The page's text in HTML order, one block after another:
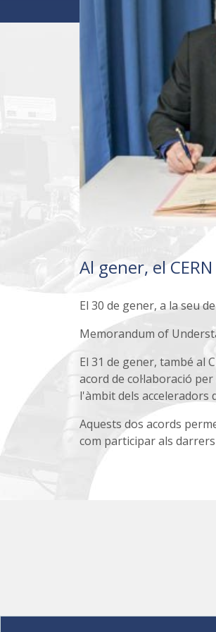
Al gener, el
El 30 de gener, a la seu
Memorandum of
El 31 de gener, també al
acord de col·laboració
l'àmbit dels acceleradors
Aquests dos acords
com participar als